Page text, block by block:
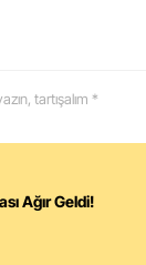
tartışalım *
Ağır Geldi!